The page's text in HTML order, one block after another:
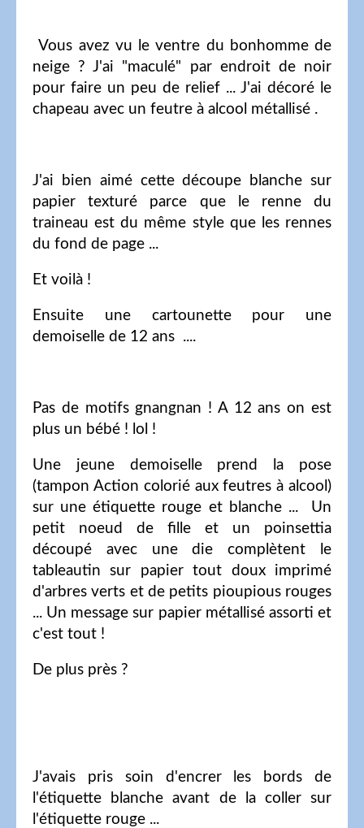
Vous avez vu le ventre du bonhomme de
neige ? J'ai "maculé" par endroit de noir
pour faire un peu de relief ... J'ai décoré le
chapeau avec un feutre à alcool métallisé .
J'ai bien aimé cette découpe blanche sur
papier texturé parce que le renne du
traineau est du même style que les rennes
du fond de page ...
Et voilà !
Ensuite une cartounette pour une
demoiselle de 12 ans ....
Pas de motifs gnangnan ! A 12 ans on est
plus un bébé ! lol !
Une jeune demoiselle prend la pose
(tampon Action colorié aux feutres à alcool)
sur une étiquette rouge et blanche ... Un
petit noeud de fille et un poinsettia
découpé avec une die complètent le
tableautin sur papier tout doux imprimé
d'arbres verts et de petits pioupious rouges
... Un message sur papier métallisé assorti et
c'est tout !
De plus près ?
J'avais pris soin d'encrer les bords de
l'étiquette blanche avant de la coller sur
l'étiquette rouge ...